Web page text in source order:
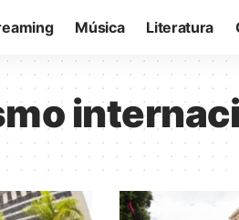
Música Literatura